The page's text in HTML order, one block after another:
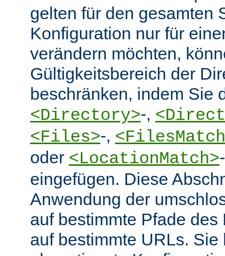
gelten für den gesamten
Konfiguration nur für
verändern möchten,
Gültigkeitsbereich der
beschränken, indem Sie
<Directory>-,
<Files>-,
oder <LocationMatch>
eingefügen. Diese
Anwendung der
auf bestimmte Pfade
auf bestimmte URLs.